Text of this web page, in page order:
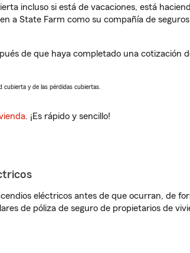
incluso si está de vacaciones, está
a State Farm como su compañía de
de que haya completado una cotización
cubierta y de las pérdidas cubiertas.
. ¡Es rápido y sencillo!
eléctricos antes de que ocurran, de
de póliza de seguro de propietarios de